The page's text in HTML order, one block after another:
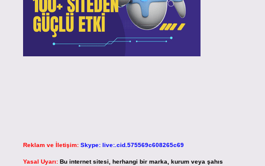
Reklam ve İletişim: Skype: live:.cid.575569c608265c69
Yasal Uyarı: Bu internet sitesi, herhangi bir marka, kurum veya şahıs